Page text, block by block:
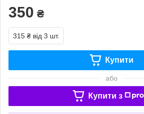
350 ₴
315 ₴ від 3 шт.
Купити
або
Купити з